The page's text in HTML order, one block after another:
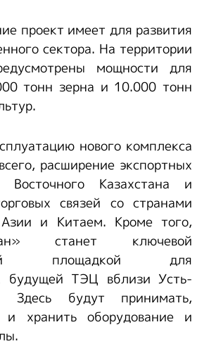
проект имеет для развития
сектора. На территории
мощности для
тонн зерна и 10.000 тонн
нового комплекса
расширение экспортных
Восточного Казахстана и
связей со странами
и Китаем. Кроме того,
станет ключевой
площадкой для
будущей ТЭЦ вблизи Усть-
Здесь будут принимать,
и хранить оборудование и